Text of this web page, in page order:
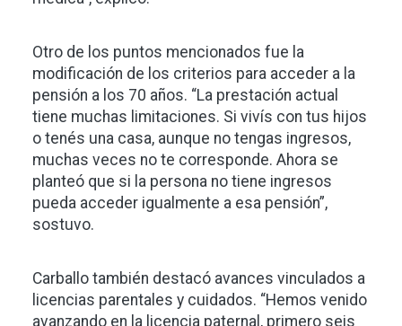
Otro de los puntos mencionados fue la
modificación de los criterios para acceder a la
pensión a los 70 años. “La prestación actual
tiene muchas limitaciones. Si vivís con tus hijos
o tenés una casa, aunque no tengas ingresos,
muchas veces no te corresponde. Ahora se
planteó que si la persona no tiene ingresos
pueda acceder igualmente a esa pensión”,
sostuvo.
Carballo también destacó avances vinculados a
licencias parentales y cuidados. “Hemos venido
avanzando en la licencia paternal, primero seis